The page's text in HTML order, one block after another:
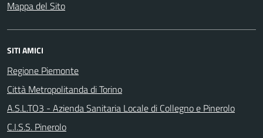
Mappa del Sito
SITI AMICI
Regione Piemonte
Città Metropolitanda di Torino
A.S.L.TO3 - Azienda Sanitaria Locale di Collegno e Pinerolo
C.I.S.S. Pinerolo